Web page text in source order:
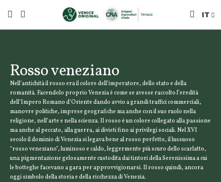
IT
Rosso veneziano
Nell’antichità il rosso era il colore dell’imperatore, dello stato e della
romanità. Facendolo proprio Venezia è come se avesse raccolto l’eredità
dell’Impero Romano d’Oriente dando avvio a grandi traffici commerciali,
manovre politiche, imprese geografiche ma anche con il suo ruolo nella
religione, nell’arte e nella scienza. Il rosso è un colore collegato alla passione
ma anche al peccato, alla guerra, ai divieti fino ai privilegi sociali. Nel XVI
secolo il dominio di Venezia si legava bene al rosso perfetto, il lussuoso
“rosso veneziano”, luminoso e caldo, leggermente più scuro dello scarlatto,
una pigmentazione gelosamente custodita dai tintori della Serenissima a cui
le botteghe facevano a gara per approvvigionarsi. Il rosso quindi, ancora
oggi simbolo della storia e della ricchezza di Venezia.